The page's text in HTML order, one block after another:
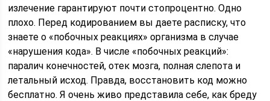
излечение гарантируют почти стопроцентно. Одно
плохо. Перед кодированием вы даете расписку, что
знаете о «побочных реакциях» организма в случае
«нарушения кода». В числе «побочных реакций»:
паралич конечностей, отек мозга, полная слепота и
летальный исход. Правда, восстановить код можно
бесплатно. Я очень живо представила себе, как бреду